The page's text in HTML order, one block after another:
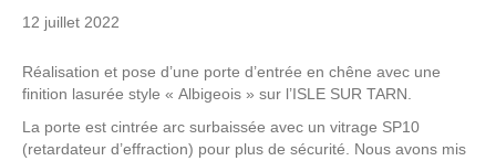
12 juillet 2022
Réalisation et pose d’une porte d’entrée en chêne avec une
finition lasurée style « Albigeois » sur l’ISLE SUR TARN.
La porte est cintrée arc surbaissée avec un vitrage SP10
(retardateur d’effraction) pour plus de sécurité. Nous avons mis